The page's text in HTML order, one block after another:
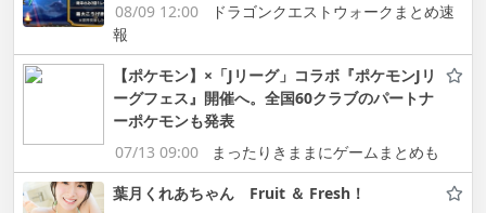
08/09 12:00
ドラゴンクエストウォークまとめ速
報
【ポケモン】×「Jリーグ」コラボ『ポケモンJリ
ーグフェス』開催へ。全国60クラブのパートナ
ーポケモンも発表
07/13 09:00
まったりきままにゲームまとめも
葉月くれあちゃん Fruit ＆ Fresh！